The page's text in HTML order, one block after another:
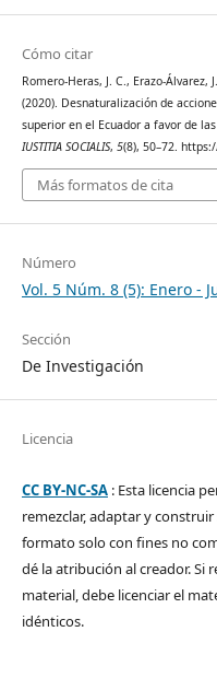
Cómo citar
Romero-Heras, J. C., Erazo-Álvarez,
(2020). Desnaturalización de
superior en el Ecuador a favor de
IUSTITIA SOCIALIS, 5(8), 50–72.
Más formatos de cita
Número
Vol. 5 Núm. 8 (5): Enero -
Sección
De Investigación
Licencia
CC BY-NC-SA: Esta licencia
remezclar, adaptar y
formato solo con fines no
dé la atribución al creador. Si
material, debe licenciar el
idénticos.